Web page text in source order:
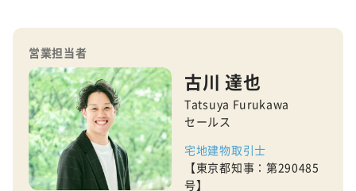
営業担当者
古川 達也
Tatsuya Furukawa
セールス
宅地建物取引士
【東京都知事：第290485
号】